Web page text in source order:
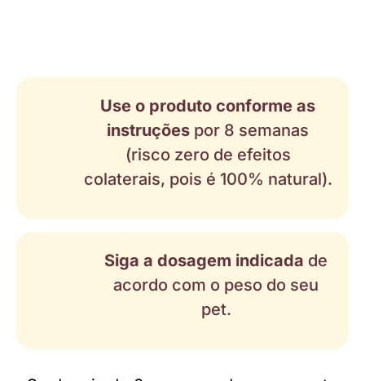
Use o produto conforme as
instruções por 8 semanas
(risco zero de efeitos
colaterais, pois é 100% natural).
Siga a dosagem indicada de
acordo com o peso do seu
pet.